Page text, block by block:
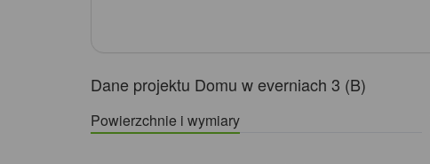
Dane projektu Domu w everniach 3 (B)
Powierzchnie i wymiary